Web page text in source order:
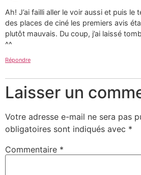
Ah! J’ai failli aller le voir aussi et puis le
des places de ciné les premiers avis
plutôt mauvais. Du coup, j’ai laissé
^^
Répondre
Laisser un
Votre adresse e-mail ne sera pas
obligatoires sont indiqués avec *
Commentaire *